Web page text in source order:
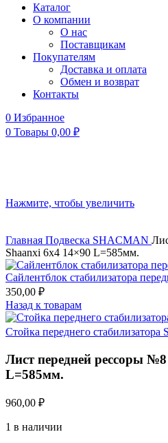
Каталог
О компании
О нас
Поставщикам
Покупателям
Доставка и оплата
Обмен и возврат
Контакты
0 Избранное
0 Товары 0,00 ₽
Нажмите, чтобы увеличить
Главная Подвеска SHACMAN
Shaanxi 6х4 14×90 L=585мм.
Сайлентблок стабилизатора
350,00 ₽
Назад к товарам
Стойка переднего стабилизатора
Лист передней рессоры
L=585мм.
960,00 ₽
1 в наличии